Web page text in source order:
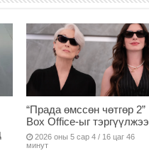
“Прада өмссөн чөтгөр 2”
Box Office-ыг тэргүүлжээ
2026 оны 5 сар 4 / 16 цаг 46
минут